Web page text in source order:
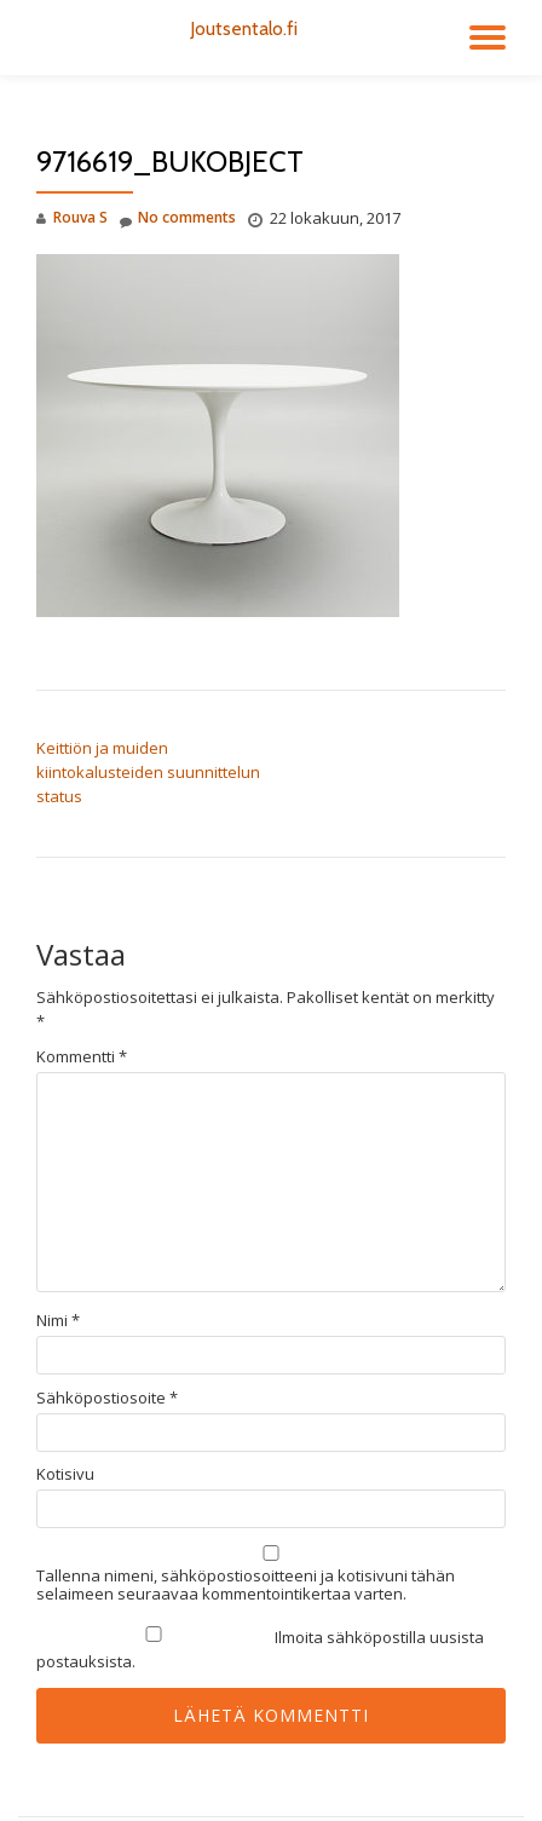
Joutsentalo.fi
9716619_BUKOBJECT
Rouva S 22 lokakuun, 2017
No comments
Keittiön ja muiden
kiintokalusteiden suunnittelun
status
Vastaa
Sähköpostiosoitettasi ei julkaista. Pakolliset kentät on merkitty
*
Kommentti *
Nimi *
Sähköpostiosoite *
Kotisivu
Tallenna nimeni, sähköpostiosoitteeni ja kotisivuni tähän
selaimeen seuraavaa kommentointikertaa varten.
Ilmoita sähköpostilla uusista
postauksista.